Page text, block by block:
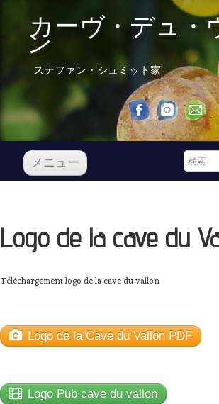
カーヴ・デュ・
ン
ステファン・シュミット家
メニュー
Boutique▼
Prix Courant
Présentation
Infos pratiques ▼
Logo de la cave du
Téléchargement logo de la cave du vallon
Logo de la Cave du Vallon PDF
Logo Pub cave du vallon